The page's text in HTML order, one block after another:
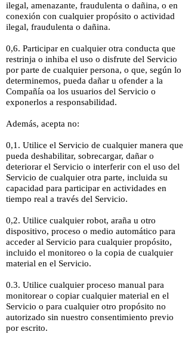
ilegal, amenazante, fraudulenta o dañina, o en
conexión con cualquier propósito o actividad
ilegal, fraudulenta o dañina.
0,6. Participar en cualquier otra conducta que
restrinja o inhiba el uso o disfrute del Servicio
por parte de cualquier persona, o que, según lo
determinemos, pueda dañar u ofender a la
Compañía oa los usuarios del Servicio o
exponerlos a responsabilidad.
Además, acepta no:
0,1. Utilice el Servicio de cualquier manera que
pueda deshabilitar, sobrecargar, dañar o
deteriorar el Servicio o interferir con el uso del
Servicio de cualquier otra parte, incluida su
capacidad para participar en actividades en
tiempo real a través del Servicio.
0,2. Utilice cualquier robot, araña u otro
dispositivo, proceso o medio automático para
acceder al Servicio para cualquier propósito,
incluido el monitoreo o la copia de cualquier
material en el Servicio.
0.3. Utilice cualquier proceso manual para
monitorear o copiar cualquier material en el
Servicio o para cualquier otro propósito no
autorizado sin nuestro consentimiento previo
por escrito.